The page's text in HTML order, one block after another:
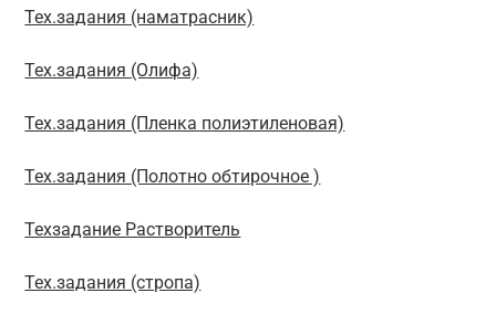
Тех.задания (наматрасник)
Тех.задания (Олифа)
Тех.задания (Пленка полиэтиленовая)
Тех.задания (Полотно обтирочное )
Техзадание Растворитель
Тех.задания (стропа)